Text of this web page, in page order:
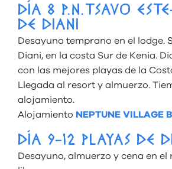
DÍA 8 P.N.TSAVO
DE DIANI
Desayuno temprano en el lodge.
Diani, en la costa Sur de Kenia.
con las mejores playas de la
Llegada al resort y almuerzo.
alojamiento.
Alojamiento NEPTUNE VILLAGE
DÍA 9-12 PLAYAS DE
Desayuno, almuerzo y cena en el